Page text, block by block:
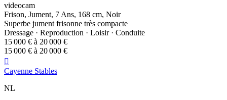
videocam
Frison, Jument, 7 Ans, 168 cm, Noir
Superbe jument frisonne très compacte
Dressage · Reproduction · Loisir · Conduite
15 000 € à 20 000 €
15 000 € à 20 000 €

Cayenne Stables
NL